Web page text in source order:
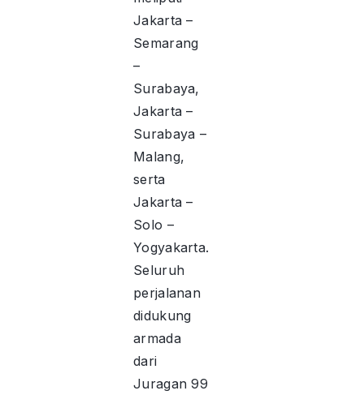
Jakarta –
Semarang
–
Surabaya,
Jakarta –
Surabaya –
Malang,
serta
Jakarta –
Solo –
Yogyakarta.
Seluruh
perjalanan
didukung
armada
dari
Juragan 99